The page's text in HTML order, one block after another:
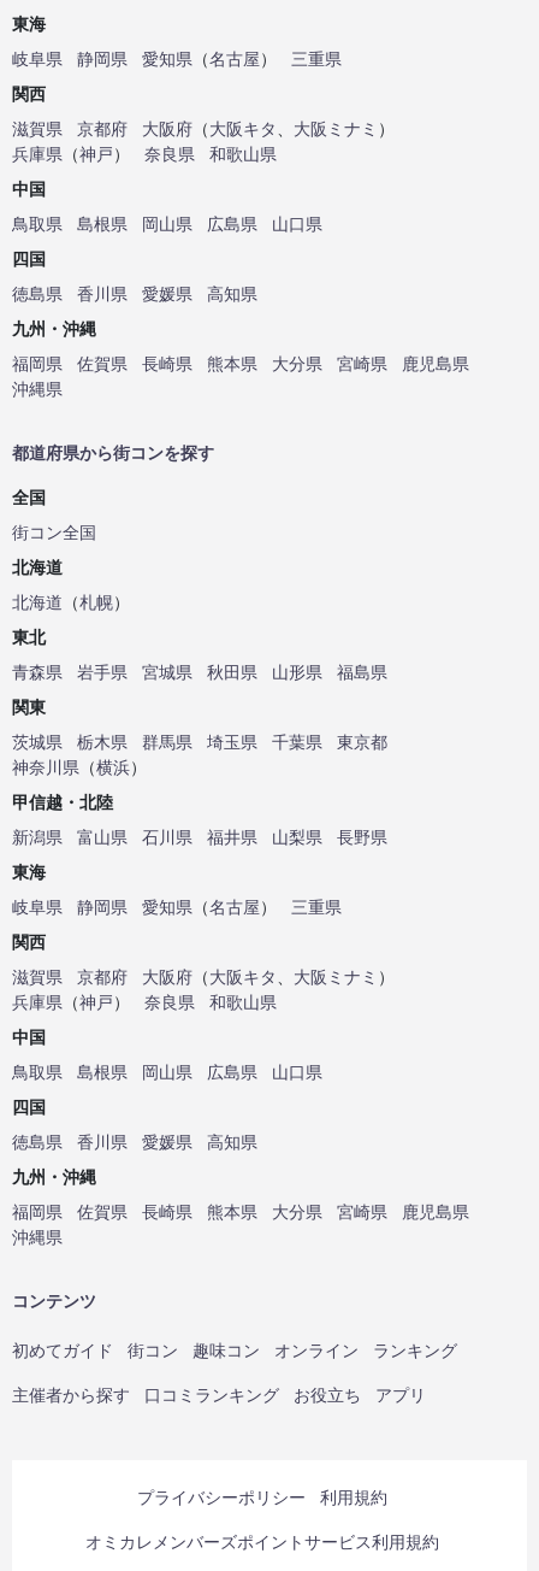
東海
岐阜県
静岡県 愛知県 （名古屋）
三重県
関西
滋賀県
京都府 大阪府 （大阪キタ 大阪ミナミ ）
兵庫県 （神戸） 奈良県
和歌山県
中国
鳥取県
島根県 岡山県 広島県
山口県
四国
徳島県
香川県 愛媛県
高知県
九州・沖縄
福岡県
佐賀県 長崎県 熊本県 大分県 宮崎県
鹿児島県
沖縄県
都道府県から街コンを探す
全国
街コン全国
北海道
北海道 （札幌）
東北
青森県
岩手県 宮城県 秋田県 山形県
福島県
関東
茨城県
栃木県 群馬県 埼玉県 千葉県
東京都
神奈川県 （横浜）
甲信越・北陸
新潟県
富山県 石川県 福井県 山梨県
長野県
東海
岐阜県
静岡県 愛知県 （名古屋）
三重県
関西
滋賀県
京都府 大阪府 （大阪キタ 大阪ミナミ ）
兵庫県 （神戸） 奈良県
和歌山県
中国
鳥取県
島根県 岡山県 広島県
山口県
四国
徳島県
香川県 愛媛県
高知県
九州・沖縄
福岡県
佐賀県 長崎県 熊本県 大分県 宮崎県
鹿児島県
沖縄県
コンテンツ
初めてガイド 街コン 趣味コン オンライン ランキング
主催者から探す 口コミランキング お役立ち アプリ
プライバシーポリシー 利用規約
オミカレメンバーズポイントサービス利用規約